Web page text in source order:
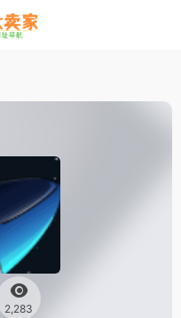
2,283